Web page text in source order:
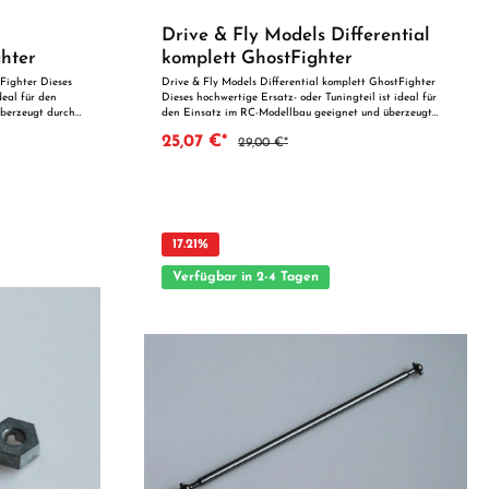
Dieses
für den
durch
Ersatzteil
Drive & Fly Models Differential
komplett GhostFighter
Drive & Fly Models Differential komplett GhostFighter
Dieses hochwertige Ersatz- oder Tuningteil ist ideal für
den Einsatz im RC-Modellbau geeignet und überzeugt
der perfekten Passgenauigkeit ist es optimal als
Aufsicht von Erwachsenen.
25,07 €* 29,00 €*
17.21%
Verfügbar in 2-4 Tagen